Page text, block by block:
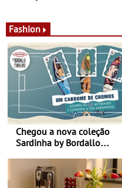
Fashion
Chegou a nova coleção
Sardinha by Bordallo